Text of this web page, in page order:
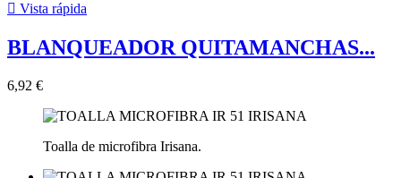
 Vista rápida
BLANQUEADOR QUITAMANCHAS...
6,92 €
Toalla de microfibra Irisana.